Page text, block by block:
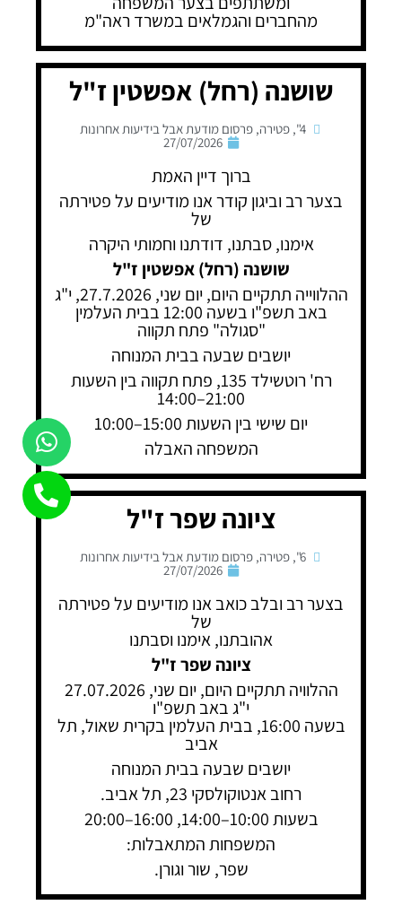
מהחברים והגמלאים במשרד ראה"מ
שושנה (רחל) אפשטין ז"ל
4"
,פטירה,פרסום מודעת אבל בידיעות אחרונות
27/07/2026
ברוך דיין האמת
בצער רב וביגון קודר אנו מודיעים על פטירתה
של
אימנו, סבתנו, דודתנו וחמותי היקרה
שושנה (רחל) אפשטין ז"ל
ההלווייה תתקיים היום, יום שני, 27.7.2026, י"ג
באב תשפ"ו בשעה 12:00 בבית העלמין
"סגולה" פתח תקווה
יושבים שבעה בבית המנוחה
רח' רוטשילד 135, פתח תקווה בין השעות
21:00–14:00
יום שישי בין השעות 15:00–10:00
המשפחה האבלה
ציונה שפר ז"ל
6"
,פטירה,פרסום מודעת אבל בידיעות אחרונות
27/07/2026
בצער רב ובלב כואב אנו מודיעים על פטירתה
של
אהובתנו, אימנו וסבתנו
ציונה שפר ז"ל
ההלוויה תתקיים היום, יום שני, 27.07.2026
י"ג באב תשפ"ו
בשעה 16:00, בבית העלמין בקרית שאול, תל
אביב
יושבים שבעה בבית המנוחה
רחוב אנטוקולסקי 23, תל אביב.
בשעות 10:00–14:00, 16:00–20:00
המשפחות המתאבלות:
שפר, שור וגורן.